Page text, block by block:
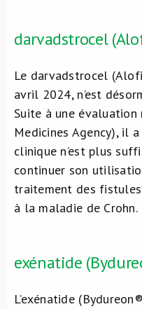
darvadstrocel
Le darvadstrocel
avril 2024, n’est
Suite à une évaluation
Medicines Agency), il
clinique n’est plus
continuer son
traitement des
à la maladie de Crohn.
exénatide
L’exénatide